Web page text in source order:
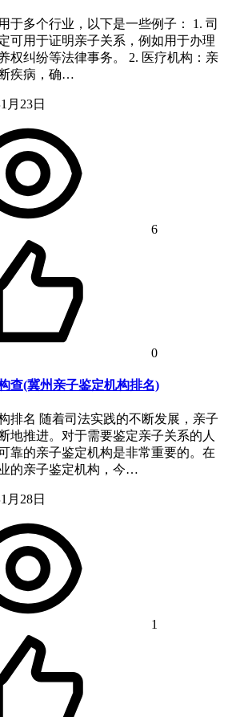
于多个行业，以下是一些例子： 1. 司
可用于证明亲子关系，例如用于办理
权纠纷等法律事务。 2. 医疗机构：亲
疾病，确…
月23日
6
0
查(冀州亲子鉴定机构排名)
排名 随着司法实践的不断发展，亲子
地推进。对于需要鉴定亲子关系的人
靠的亲子鉴定机构是非常重要的。在
的亲子鉴定机构，今…
月28日
1